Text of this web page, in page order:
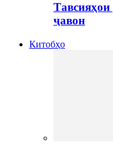
ҷавон
Китобҳо